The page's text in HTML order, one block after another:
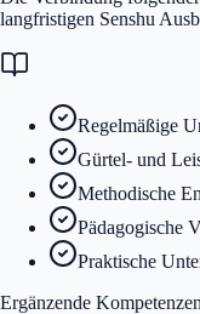
langfristigen Senshu
Regelmäßige
Gürtel- und
Methodische
Pädagogische
Praktische
Ergänzende Kompetenzen